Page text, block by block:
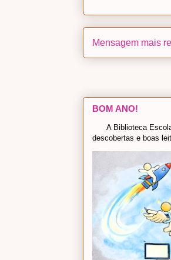
Mensagem mais
BOM ANO!
A Biblioteca Escolar
descobertas e boas